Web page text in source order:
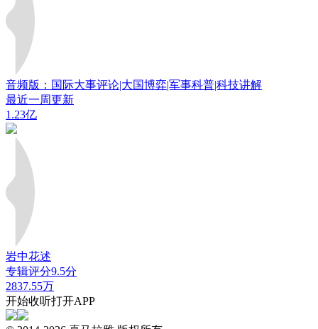
音频版：国际大事评论|大国博弈|军事科普|科技讲解
最近一周更新
1.23亿
岩中花述
专辑评分9.5分
2837.55万
开始收听打开APP